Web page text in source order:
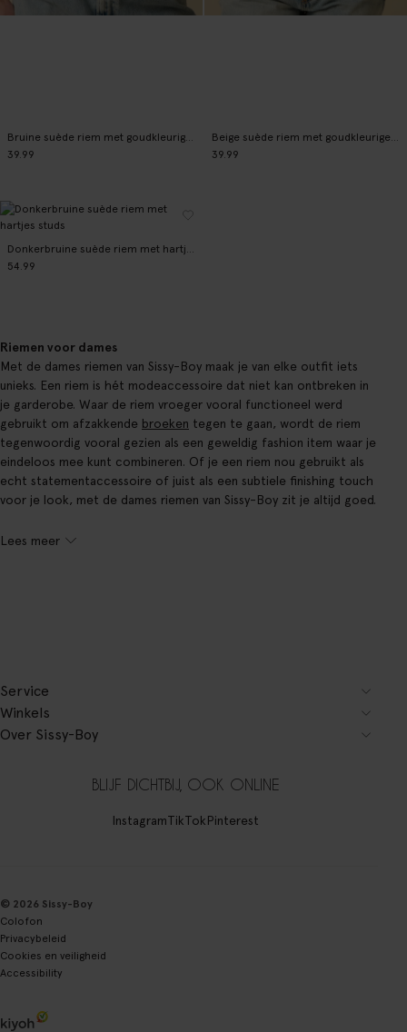
Bruine suède riem met goudkleurige gesp
39.99
Beige suède riem met goudkleurige gesp
39.99
Donkerbruine suède riem met hartjes studs
54.99
Riemen voor dames
Met de dames riemen van Sissy-Boy maak je van elke outfit iets
unieks. Een riem is hét modeaccessoire dat niet kan ontbreken in
je garderobe. Waar de riem vroeger vooral functioneel werd
gebruikt om afzakkende broeken tegen te gaan, wordt de riem
tegenwoordig vooral gezien als een geweldig fashion item waar je
eindeloos mee kunt combineren. Of je een riem nou gebruikt als
echt statementaccessoire of juist als een subtiele finishing touch
voor je look, met de dames riemen van Sissy-Boy zit je altijd goed.
Lees meer
Service
Winkels
Over Sissy-Boy
BLIJF DICHTBIJ, OOK ONLINE
InstagramTikTokPinterest
© 2026 Sissy-Boy
Colofon
Privacybeleid
Cookies en veiligheid
Accessibility